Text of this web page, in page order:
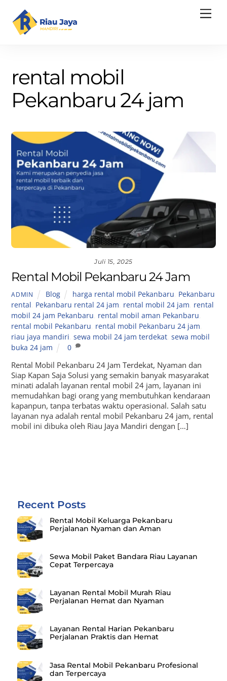
content
rental mobil
Pekanbaru 24 jam
Juli 15, 2025
Rental Mobil Pekanbaru 24 Jam
ADMIN Blog harga rental mobil Pekanbaru Pekanbaru
rental Pekanbaru rental 24 jam rental mobil 24 jam rental
mobil 24 jam Pekanbaru rental mobil aman Pekanbaru
rental mobil Pekanbaru rental mobil Pekanbaru 24 jam
riau jaya mandiri ,sewa mobil 24 jam terdekat ,sewa mobil
buka 24 jam
0
Rental Mobil Pekanbaru 24 Jam Terdekat, Nyaman dan
Siap Kapan Saja Solusi yang semakin banyak masyarakat
minati adalah layanan rental mobil 24 jam, layanan ini
memudahkan bagi orang yang membutuhkan kendaraan
kapanpun, tanpa terbatas waktu operasional. Salah satu
layanan nya adalah rental mobil Pekanbaru 24 jam, rental
mobil ini dibuka oleh Riau Jaya Mandiri dengan […]
Recent Posts
Rental Mobil Keluarga Pekanbaru
Perjalanan Nyaman dan Aman
Sewa Mobil Paket Bandara Riau Layanan
Cepat Terpercaya
Layanan Rental Mobil Murah Riau
Perjalanan Hemat dan Nyaman
Layanan Rental Harian Pekanbaru
Perjalanan Praktis dan Hemat
Jasa Rental Mobil Pekanbaru Profesional
dan Terpercaya